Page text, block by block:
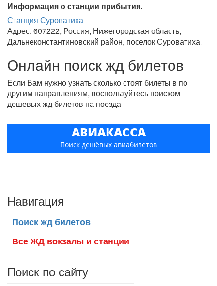
Информация о станции прибытия.
Станция Суроватиха
Адрес: 607222, Россия, Нижегородская область,
Дальнеконстантиновский район, поселок Суроватиха,
Онлайн поиск жд билетов
Если Вам нужно узнать сколько стоят билеты в по
другим направлениям, воспользуйтесь поиском
дешевых жд билетов на поезда
АВИАКАССА
Поиск дешёвых авиабилетов
Навигация
Поиск жд билетов
Все ЖД вокзалы и станции
Поиск по сайту